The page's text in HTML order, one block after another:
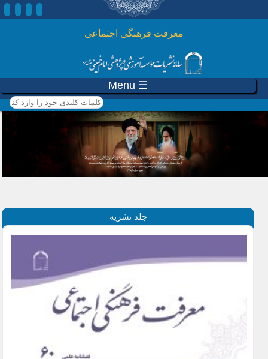
رفتن به محتوای اصلی
معرفت فرهنگی اجتماعی
☰ Menu
کلمات کلیدی خود را وارد
کنید
جلد نشریه